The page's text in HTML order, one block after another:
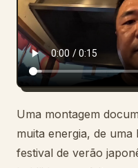
Preços
Baixar
Blog
Atualizações
Uma montagem
muita energia, de
festival de verão